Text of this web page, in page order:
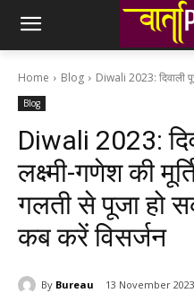
Home Blog Diwali 2023: दिवाली
Blog
Diwali 2023:
लक्ष्मी-गणेश की
गलती से पूजा हो
कब करें विसर्जन
By Bureau 13 November 2023